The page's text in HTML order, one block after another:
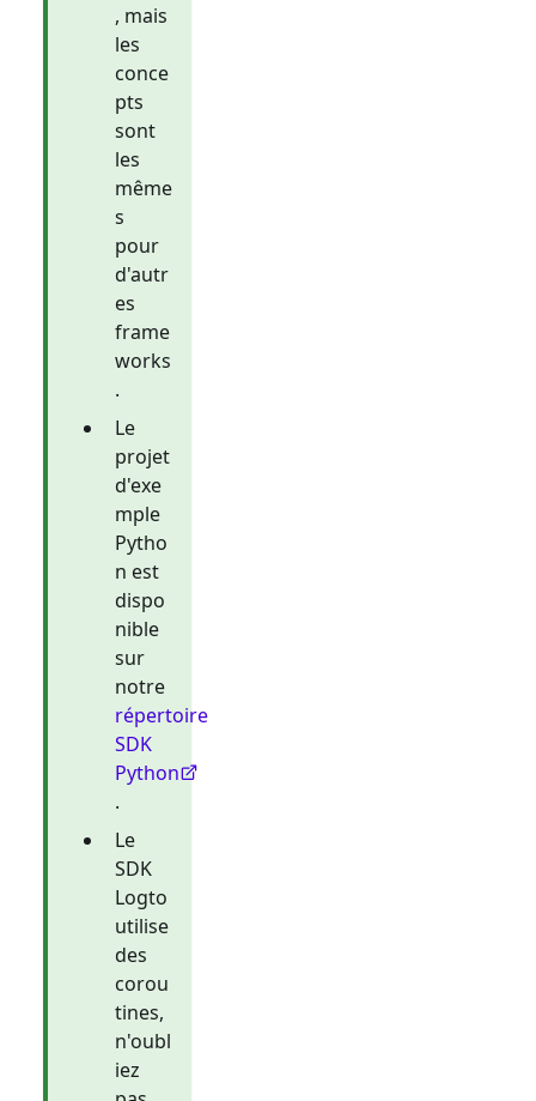
, mais
les
conce
pts
sont
les
même
s
pour
d'autr
es
frame
works
.
Le
projet
d'exe
mple
Pytho
n est
dispo
nible
sur
notre
répertoire
SDK
Python
.
Le
SDK
Logto
utilise
des
corou
tines,
n'oubl
iez